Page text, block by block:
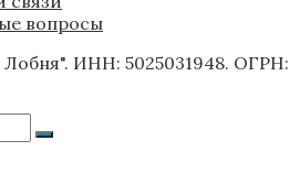
вопросы
ИНН: 5025031948. ОГРН: